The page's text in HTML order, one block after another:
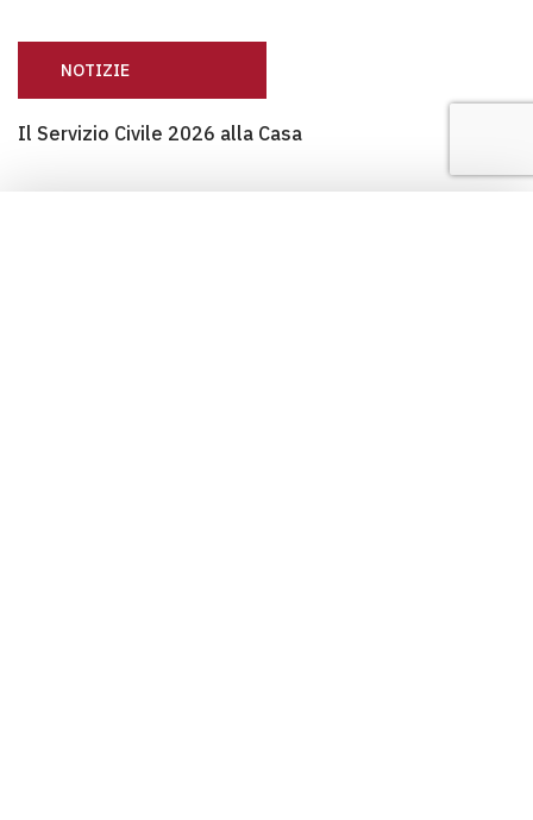
NOTIZIE
Il Servizio Civile 2026 alla Casa